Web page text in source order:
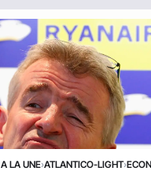
A LA UNE›ATLANTICO-LIGHT›